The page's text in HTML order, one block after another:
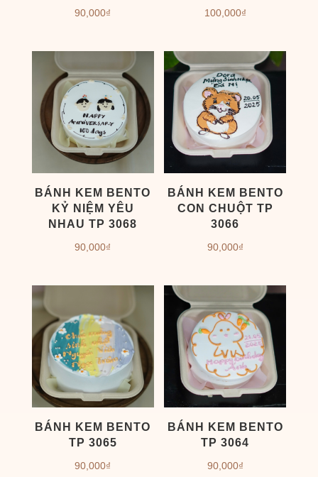
90,000₫ 100,000₫
BÁNH KEM BENTO
KỶ NIỆM YÊU
NHAU TP 3068
90,000₫
BÁNH KEM BENTO
CON CHUỘT TP
3066
90,000₫
BÁNH KEM BENTO
TP 3065
90,000₫
BÁNH KEM BENTO
TP 3064
90,000₫